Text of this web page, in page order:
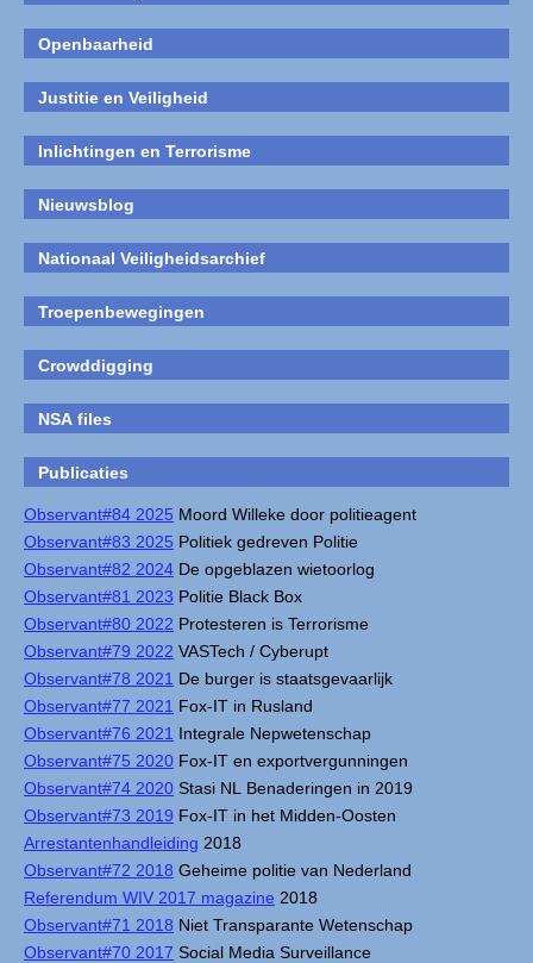
Openbaarheid
Justitie en Veiligheid
Inlichtingen en Terrorisme
Nieuwsblog
Nationaal Veiligheidsarchief
Troepenbewegingen
Crowddigging
NSA files
Publicaties
Observant#84 2025 Moord Willeke door politieagent
Observant#83 2025 Politiek gedreven Politie
Observant#82 2024 De opgeblazen wietoorlog
Observant#81 2023 Politie Black Box
Observant#80 2022 Protesteren is Terrorisme
Observant#79 2022 VASTech / Cyberupt
Observant#78 2021 De burger is staatsgevaarlijk
Observant#77 2021 Fox-IT in Rusland
Observant#76 2021 Integrale Nepwetenschap
Observant#75 2020 Fox-IT en exportvergunningen
Observant#74 2020 Stasi NL Benaderingen in 2019
Observant#73 2019 Fox-IT in het Midden-Oosten
Arrestantenhandleiding 2018
Observant#72 2018 Geheime politie van Nederland
Referendum WIV 2017 magazine 2018
Observant#71 2018 Niet Transparante Wetenschap
Observant#70 2017 Social Media Surveillance